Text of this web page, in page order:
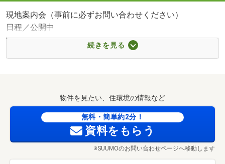
現地案内会（事前に必ずお問い合わせください）
日程／公開中
時間／9:00～18:00
◇お家探し相談会 開催中◇
「ローンが組めるのか不安・・・」
「そもそも何からしていけば良いか分からない・・・」
など、お家探しのお悩みは人それぞれ。
弊社ではそれぞれのご要望に沿ってしっかりサポートいた
続きを見る
物件を見たい、住環境の情報など
無料・簡単約2分！
資料をもらう
※SUUMOのお問い合わせページへ移動します